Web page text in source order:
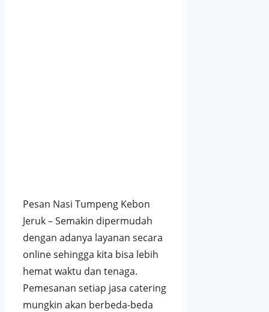
Pesan Nasi Tumpeng Kebon
Jeruk – Semakin dipermudah
dengan adanya layanan secara
online sehingga kita bisa lebih
hemat waktu dan tenaga.
Pemesanan setiap jasa catering
mungkin akan berbeda-beda